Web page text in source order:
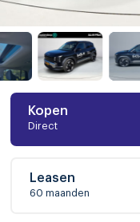
Leasen
60 maanden
Kopen
Direct